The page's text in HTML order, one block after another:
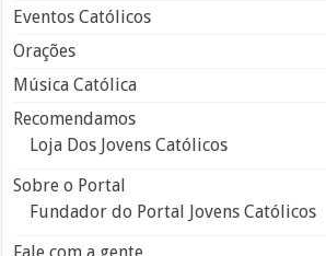
Eventos Católicos
Orações
Música Católica
Recomendamos
Loja Dos Jovens Católicos
Sobre o Portal
Fundador do Portal Jovens Católicos